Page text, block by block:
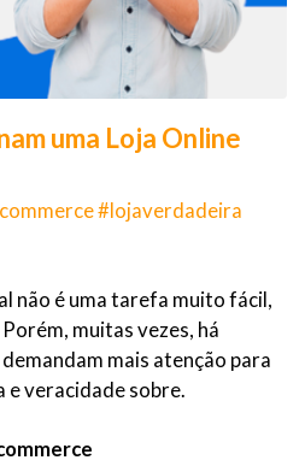
uma Loja Online
#lojaverdadeira
não é uma tarefa muito fácil,
muitas vezes, há
mais atenção para
veracidade sobre.